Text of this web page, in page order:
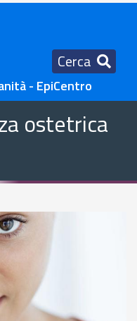
Cerca
- EpiCentro
ostetrica